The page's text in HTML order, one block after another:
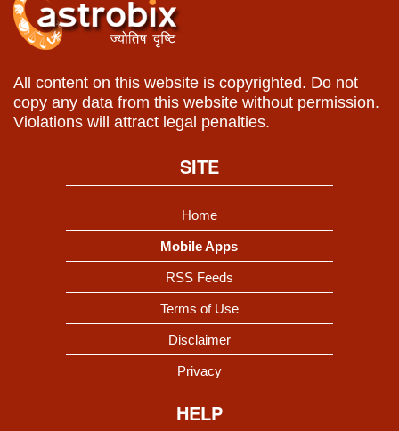
All content on this website is copyrighted. Do not
copy any data from this website without permission.
Violations will attract legal penalties.
SITE
Home
Mobile Apps
RSS Feeds
Terms of Use
Disclaimer
Privacy
HELP